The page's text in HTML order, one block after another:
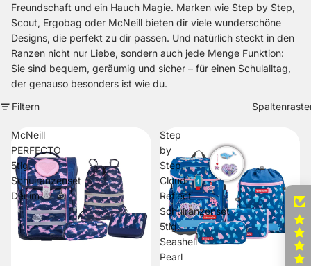
Freundschaft und ein Hauch Magie. Marken wie Step by Step,
Scout, Ergobag oder McNeill bieten dir viele wunderschöne
Designs, die perfekt zu dir passen. Und natürlich steckt in den
Ranzen nicht nur Liebe, sondern auch jede Menge Funktion:
Sie sind bequem, geräumig und sicher – für einen Schulalltag,
der genauso besonders ist wie du.
Filtern
McNeill
PERFECTO
5tlg.
Schulranzenset
Denim
Step
by
Step
Cloud
Reflect
Schulranzenset
5tlg.
Seashell
Pearl